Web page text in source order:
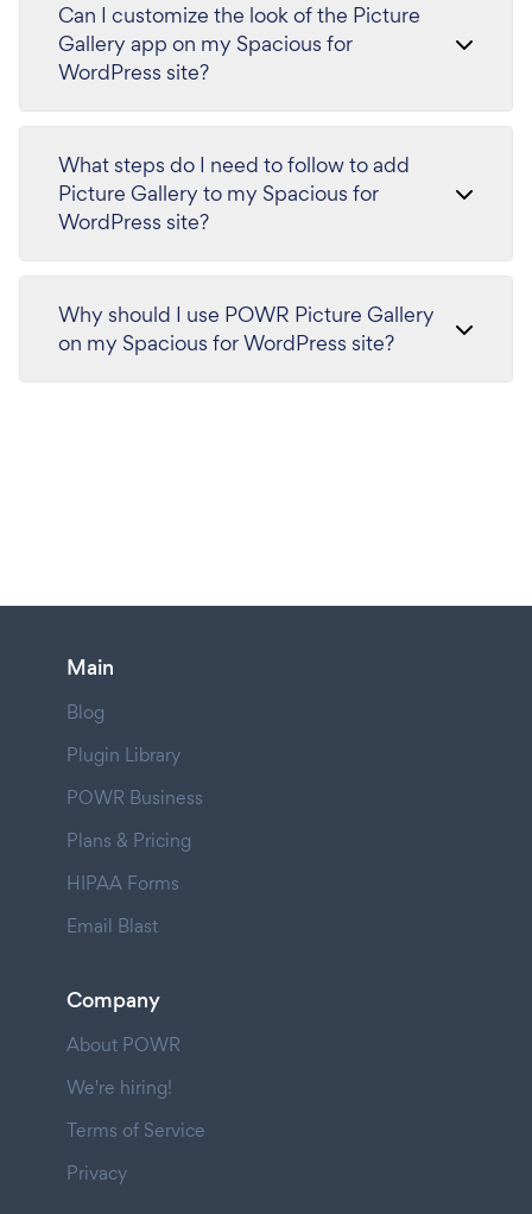
Can I customize the look of the Picture
Gallery app on my Spacious for
WordPress site?
What steps do I need to follow to add
Picture Gallery to my Spacious for
WordPress site?
Why should I use POWR Picture Gallery
on my Spacious for WordPress site?
Main
Blog
Plugin Library
POWR Business
Plans & Pricing
HIPAA Forms
Email Blast
Company
About POWR
We're hiring!
Terms of Service
Privacy